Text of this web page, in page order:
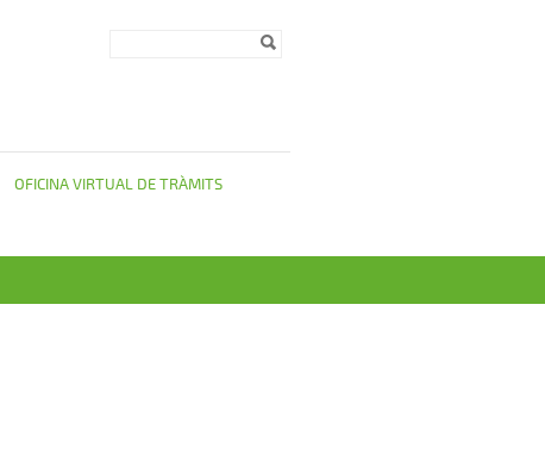
OFICINA VIRTUAL DE TRÀMITS